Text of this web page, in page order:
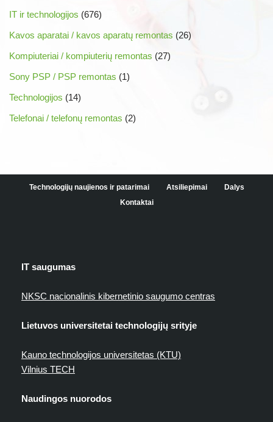
IT ir technologijos (676)
Kavos aparatai / kavos aparatų remontas (26)
Kompiuteriai / kompiuterių remontas (27)
Sony PSP / PSP remontas (1)
Technologijos (14)
Telefonai / telefonų remontas (2)
Technologijų naujienos ir patarimai Atsiliepimai
Dalys
Kontaktai
IT saugumas
NKSC nacionalinis kibernetinio saugumo centras
Lietuvos universitetai technologijų srityje
Kauno technologijos universitetas (KTU)
Vilnius TECH
Naudingos nuorodos